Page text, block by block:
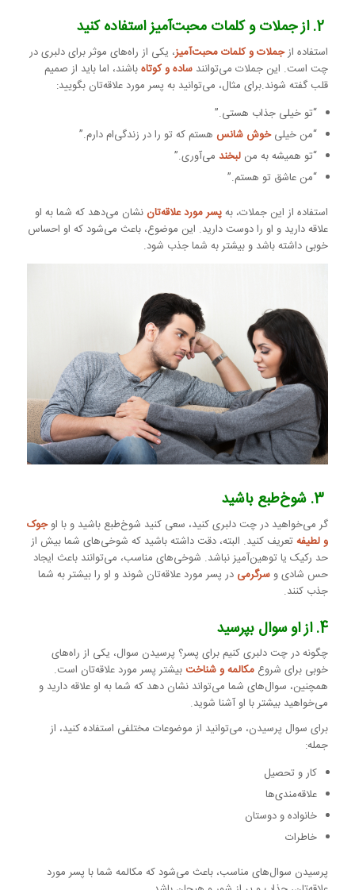
استفاده ازجملات و کلمات محبت‌آمیز، یکی از راه‌های موثر برای دلبری در
چت است. این جملات می‌توانند ساده و کوتاهباشند، اما باید از صمیم
قلب گفته شوند.برای مثال، می‌توانید به پسر مورد علاقه‌تان بگویید:
“تو خیلی جذاب هستی.”
“من خیلیخوش شانس هستم که تو را در زندگی‌ام دارم.”
“تو همیشه به من لبخندمی‌آوری.”
“من عاشق تو هستم.”
استفاده از این جملات، بهپسر مورد علاقه‌تاننشان می‌دهد که شما به او
علاقه دارید و او را دوست دارید. این موضوع، باعث می‌شود که او احساس
خوبی داشته باشد و بیشتر به شما جذب شود.
گر می‌خواهید در چت دلبری کنید، سعی کنید شوخ‌طبع باشید و با اوجوک
و لطیفهتعریف کنید. البته، دقت داشته باشید که شوخی‌های شما بیش از
حد رکیک یا توهین‌آمیز نباشد. شوخی‌های مناسب، می‌توانند باعث ایجاد
حس شادی و سرگرمی در پسر مورد علاقه‌تان شوند و او را بیشتر به شما
جذب کنند.
4. از او سوال بپرسید
چگونه در چت دلبری کنیم برای پسر؟ پرسیدن سوال، یکی از راه‌های
خوبی برای شروع مکالمه و شناختبیشتر پسر مورد علاقه‌تان است.
همچنین، سوال‌های شما می‌تواند نشان دهد که شما به او علاقه دارید و
می‌خواهید بیشتر با او آشنا شوید.
برای سوال پرسیدن، می‌توانید از موضوعات مختلفی استفاده کنید، از
جمله:
کار و تحصیل
علاقه‌مندی‌ها
خانواده و دوستان
خاطرات
پرسیدن سوال‌های مناسب، باعث می‌شود که مکالمه شما با پسر مورد